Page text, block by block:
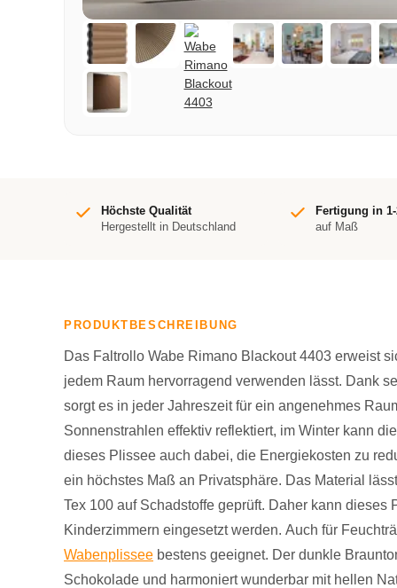
Höchste Qualität
Hergestellt in Deutschland
Fertigung in
auf Maß
PRODUKTBESCHREIBUNG
Das Faltrollo Wabe Rimano Blackout 4403 erweist
jedem Raum hervorragend verwenden lässt. Dank
sorgt es in jeder Jahreszeit für ein angenehmes
Sonnenstrahlen effektiv reflektiert, im Winter kann
dieses Plissee auch dabei, die Energiekosten zu
ein höchstes Maß an Privatsphäre. Das Material
Tex 100 auf Schadstoffe geprüft. Daher kann dieses
Kinderzimmern eingesetzt werden. Auch für
Wabenplissee bestens geeignet. Der dunkle
Schokolade und harmoniert wunderbar mit hellen